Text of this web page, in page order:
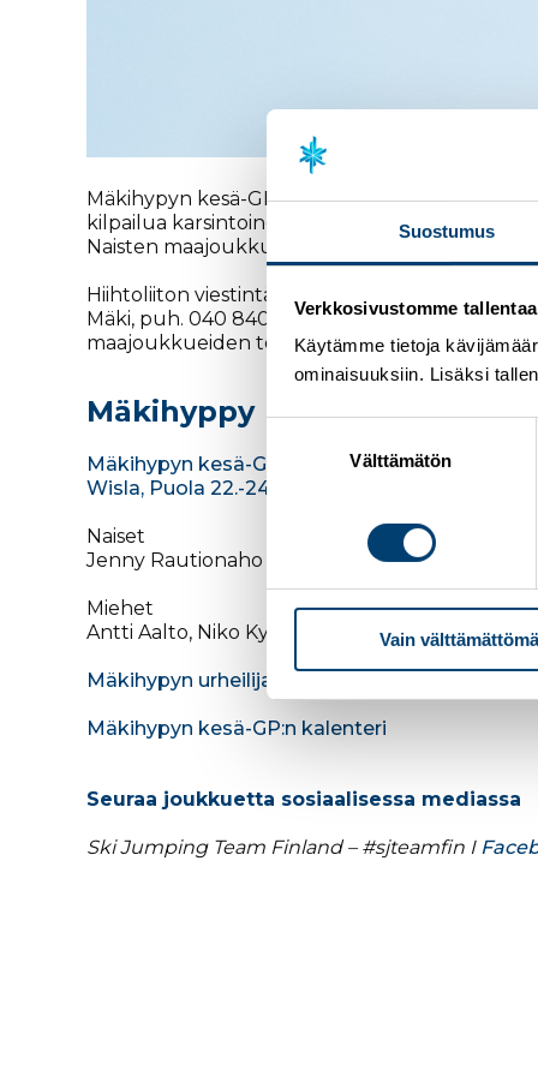
Suostumus
Verkkosivustomme
Käytämme tietoja
ominaisuuksiin. Lisäksi
Välttämätön
Vain
Mäkihypyn kesä-GP alkaa tulevana
kilpailua karsintoineen Wislan HS134-mäestä.
Naisten maajoukkueesta Wislassa hyppää
Hiihtoliiton viestintätiimi hoitaa kesäkiertueen
Mäki, puh. 040 840 0148,
maajoukkueiden toiminnasta ja jaetaan
Mäkihyppy
Mäkihypyn kesä-GP
Wisla, Puola 22.-24.7.2022
Naiset
Jenny Rautionaho
Miehet
Antti Aalto, Niko Kytösaho, Eetu Meriläinen,
Mäkihypyn urheilijabiot
Mäkihypyn kesä-GP:n kalenteri
Seuraa joukkuetta sosiaalisessa mediassa
Ski Jumping Team Finland – #sjteamfin I